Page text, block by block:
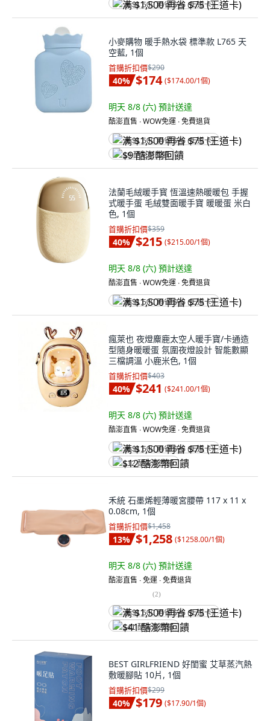
满 $1,500 再省 $75 (王道卡)
小麥購物 暖手熱水袋 標準款 L765 天
空藍, 1個
首購折扣價$290
40% $174 ($174.00/1個)
明天 8/8 (六) 預計送達
酷澎直售 ∙ WOW免運 ∙ 免費退貨
满 $1,500 再省 $75 (王道卡)
$9 酷澎幣回饋
法蘭毛絨暖手寳 恆溫速熱暖暖包 手握
式暖手蛋 毛絨雙面暖手寶 暖暖蛋 米白
色, 1個
首購折扣價$359
40% $215 ($215.00/1個)
明天 8/8 (六) 預計送達
酷澎直售 ∙ WOW免運 ∙ 免費退貨
满 $1,500 再省 $75 (王道卡)
瘋萊也 夜燈麋鹿太空人暖手寶/卡通造
型隨身暖暖蛋 氛圍夜燈設計 智能數顯
三檔調溫 小鹿米色, 1個
首購折扣價$403
40% $241 ($241.00/1個)
明天 8/8 (六) 預計送達
酷澎直售 ∙ WOW免運 ∙ 免費退貨
满 $1,500 再省 $75 (王道卡)
$12 酷澎幣回饋
禾統 石墨烯輕薄暖宮腰帶 117 x 11 x
0.08cm, 1個
首購折扣價$1,458
13% $1,258 ($1258.00/1個)
明天 8/8 (六) 預計送達
酷澎直售 ∙ 免運 ∙ 免費退貨
(2)
满 $1,500 再省 $75 (王道卡)
$41 酷澎幣回饋
BEST GIRLFRIEND 好閨蜜 艾草蒸汽熱
敷暖腳貼 10片, 1個
首購折扣價$299
40% $179 ($17.90/1個)